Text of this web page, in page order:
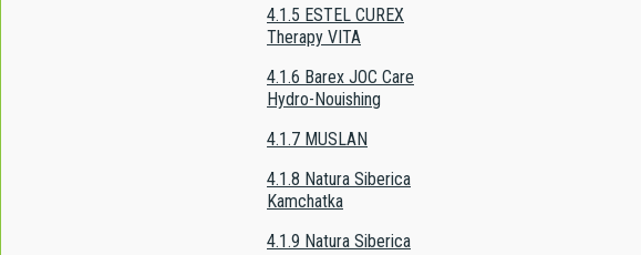
4.1.5
Therapy VITA
4.1.6
Hydro-Nouishing
4.1.7 MUSLAN
4.1.8
Kamchatka
4.1.9 Natura Siberica